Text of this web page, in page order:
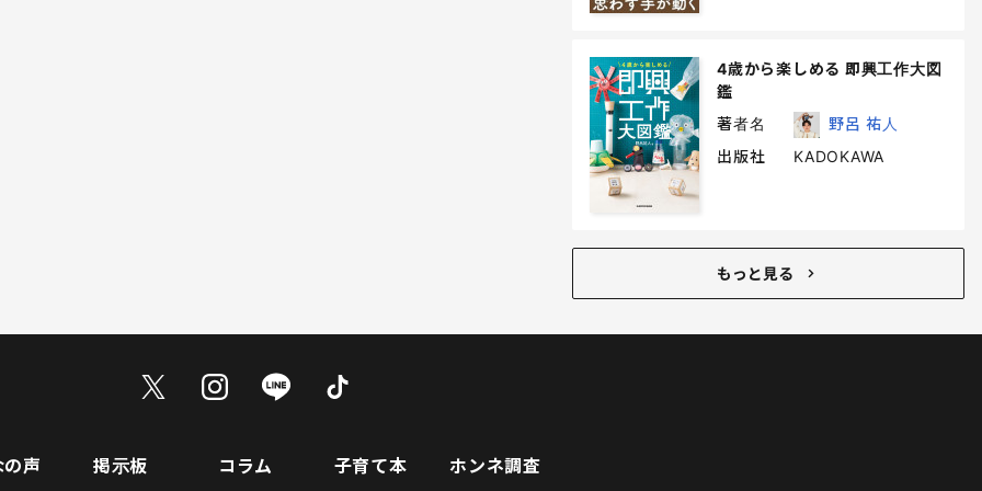
4歳から楽しめる 即興工作大図
鑑
著者名
野呂 祐人
出版社
KADOKAWA
もっと見る
声 掲示板 コラム 子育て本 ホンネ調査